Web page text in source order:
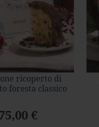
ricoperto di
foresta classico
€